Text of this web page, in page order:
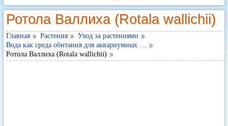
Ротола Валлиха (Rotala wallichii)
Главная Растения
Уход за растениями
Вода как среда обитания для аквариумных …
Ротола Валлиха (Rotala wallichii)